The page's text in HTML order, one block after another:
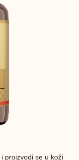
i proizvodi se u koži